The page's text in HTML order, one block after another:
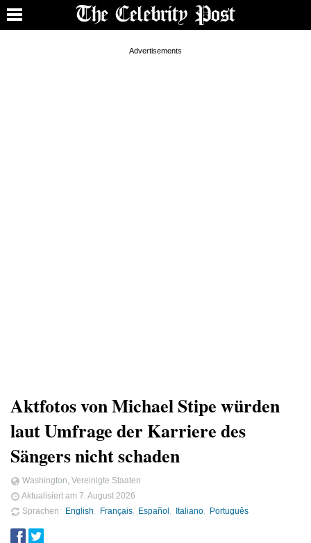
Aktfotos von Michael Stipe würden
laut Umfrage der Karriere des
Sängers nicht schaden
Washington, Vereinigte Staaten
Aktualisiert am 7. August 2026
Sprachen
English Français Español Italiano Português